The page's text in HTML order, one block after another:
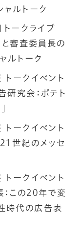
ャルトーク
ークライブ
審査委員長の
ルトーク
ークイベント
究会：ポテト
ークイベント
世紀のメッセ
ークイベント
この20年で変
時代の広告表